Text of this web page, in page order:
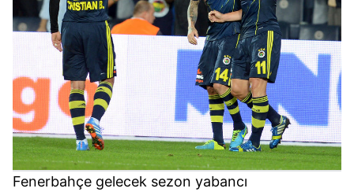
Fenerbahçe gelecek sezon yabancı